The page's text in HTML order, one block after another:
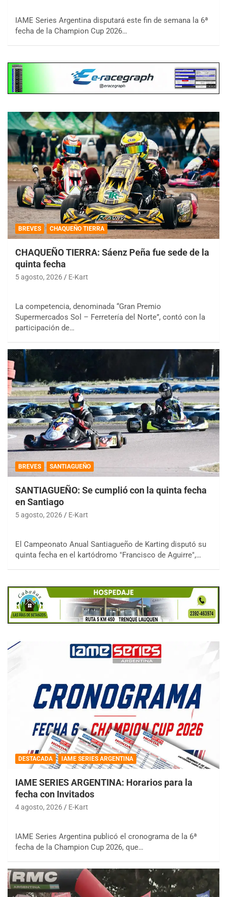
IAME Series Argentina disputará este fin de semana la 6ª
fecha de la Champion Cup 2026…
BREVES CHAQUEÑO TIERRA
CHAQUEÑO TIERRA: Sáenz Peña fue sede de la
quinta fecha
5 agosto, 2026 E-Kart
La competencia, denominada “Gran Premio
Supermercados Sol – Ferretería del Norte”, contó con la
participación de…
BREVES SANTIAGUEÑO
SANTIAGUEÑO: Se cumplió con la quinta fecha
en Santiago
5 agosto, 2026 E-Kart
El Campeonato Anual Santiagueño de Karting disputó su
quinta fecha en el kartódromo "Francisco de Aguirre",…
DESTACADA IAME SERIES ARGENTINA
IAME SERIES ARGENTINA: Horarios para la
fecha con Invitados
4 agosto, 2026 E-Kart
IAME Series Argentina publicó el cronograma de la 6ª
fecha de la Champion Cup 2026, que…